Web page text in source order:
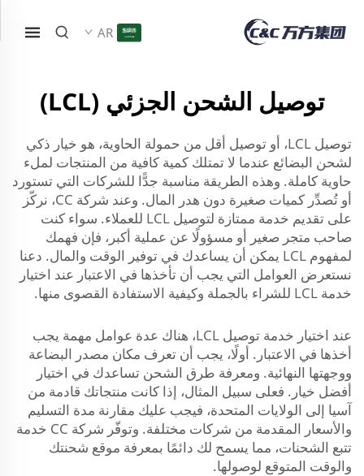
AR
توصيل الشحن الجزئي (LCL)
توصيل LCL، أو توصيل أقل من حمولة الحاوية، هو خيار ذكي
لشحن البضائع عندما لا تمتلك كمية كافية من المنتجات لملء
حاوية كاملة. وهذه الطريقة مناسبة جدًّا للشركات التي تستورد
أو تُصدِّر كميات صغيرة دون هدر المال. وعند شركة CC، نركّز
على تقديم خدمة ممتازة لتوصيل LCL للعملاء. سواء كنت
صاحب متجر صغير أو مسؤولًا عن عملية أكبر، فإن فهمك
لمفهوم LCL يمكن أن يساعدك في توفير الوقت والمال. دعنا
نستعرض العوامل التي يجب أن تأخذها في الاعتبار عند اختيار
خدمة LCL للشراء بالجملة وكيفية الاستفادة القصوى منها.
عند اختيار خدمة توصيل LCL، هناك عدة عوامل مهمة يجب
أخذها في الاعتبار. أولًا، يجب أن تعرف مكان مصدر البضاعة
ووجهتها النهائية. ومعرفة طرق الشحن تساعدك في اختيار
أفضل خيار. فعلى سبيل المثال، إذا كانت منتجاتك قادمة من
آسيا إلى الولايات المتحدة، فيجب عليك مقارنة مدة التسليم
والأسعار المقدمة من شركات مختلفة. وتوفّر شركة CC خدمة
تتبع الشحنات، مما يسمح لك دائمًا بمعرفة موقع شحنتك
والوقت المتوقع لوصولها.